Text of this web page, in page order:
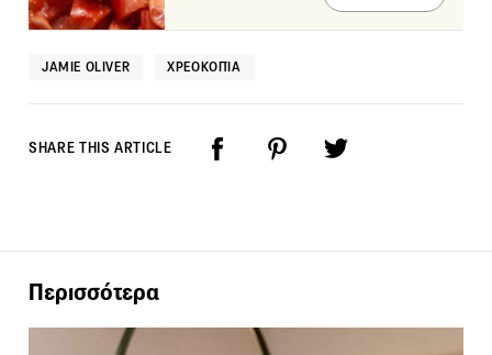
JAMIE OLIVER ΧΡΕΟΚΟΠΊΑ
SHARE THIS ARTICLE
Περισσότερα